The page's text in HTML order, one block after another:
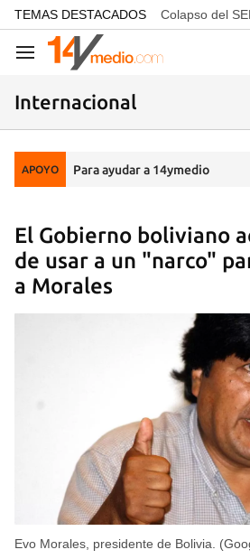
common.go-to-content
TEMAS DESTACADOS Colapso del
Navegación
Internacional
APOYO Para ayudar a 14ymedio
El Gobierno boliviano
de usar a un "narco"
a Morales
Evo Morales, presidente de Bolivia.